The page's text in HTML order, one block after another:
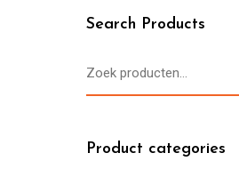
Search Products
Product categories